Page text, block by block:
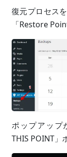
復元プロセス
「Restore
ポップアップ
THIS POINT」